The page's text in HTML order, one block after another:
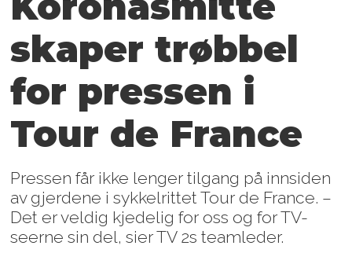
skaper trøbbel
for pressen i
Tour de France
Pressen får ikke lenger tilgang på innsiden
av gjerdene i sykkelrittet Tour de France. –
Det er veldig kjedelig for oss og for TV-
seerne sin del, sier TV 2s teamleder.